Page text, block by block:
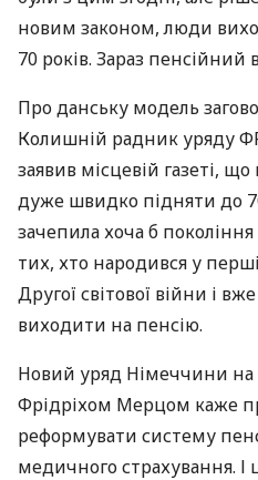
новим законом, люди
70 років. Зараз пенсійний
Про данську модель
Колишній радник уряду
заявив місцевій газеті,
дуже швидко підняти до
зачепила хоча б
тих, хто народився у
Другої світової війни і
виходити на пенсію.
Новий уряд Німеччини на
Фрідріхом Мерцом каже
реформувати систему
медичного страхування.